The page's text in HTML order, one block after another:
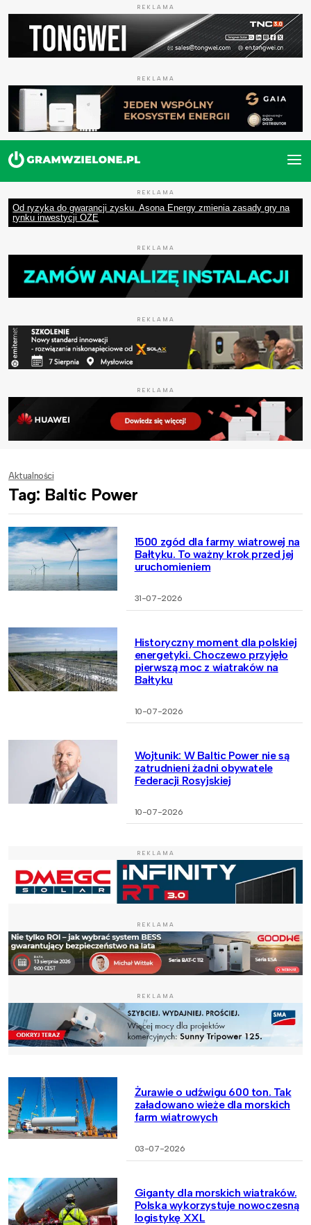
REKLAMA
REKLAMA
REKLAMA
Od ryzyka do gwarancji zysku. Asona Energy zmienia zasady gry na
rynku inwestycji OZE
REKLAMA
REKLAMA
REKLAMA
Aktualności
Tag: Baltic Power
1500 zgód dla farmy wiatrowej na
Bałtyku. To ważny krok przed jej
uruchomieniem
31-07-2026
Historyczny moment dla polskiej
energetyki. Choczewo przyjęło
pierwszą moc z wiatraków na
Bałtyku
10-07-2026
Wojtunik: W Baltic Power nie są
zatrudnieni żadni obywatele
Federacji Rosyjskiej
10-07-2026
REKLAMA
REKLAMA
REKLAMA
Żurawie o udźwigu 600 ton. Tak
załadowano wieże dla morskich
farm wiatrowych
03-07-2026
Giganty dla morskich wiatraków.
Polska wykorzystuje nowoczesną
logistykę XXL